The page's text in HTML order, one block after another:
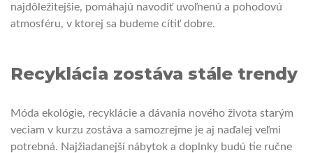
najdôležitejšie, pomáhajú navodiť uvoľnenú a pohodovú
atmosféru, v ktorej sa budeme cítiť dobre.
Recyklácia zostáva stále trendy
Móda ekológie, recyklácie a dávania nového života starým
veciam v kurzu zostáva a samozrejme je aj naďalej veľmi
potrebná. Najžiadanejší nábytok a doplnky budú tie ručne